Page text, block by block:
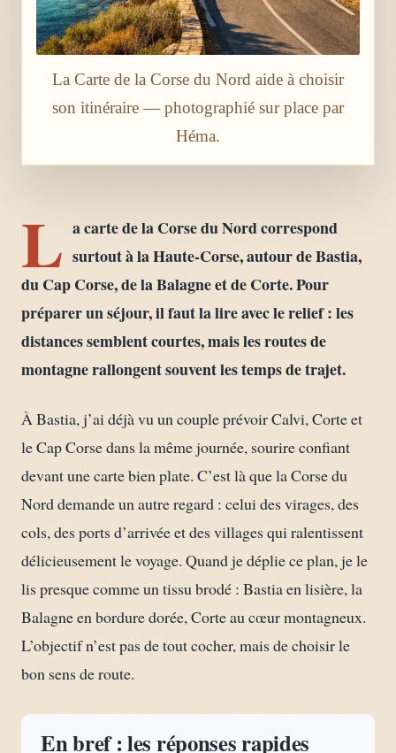
La Carte de la Corse du Nord aide à choisir
son itinéraire — photographié sur place par
Héma.
L a carte de la Corse du Nord correspond
surtout à la Haute-Corse, autour de Bastia,
du Cap Corse, de la Balagne et de Corte. Pour
préparer un séjour, il faut la lire avec le relief : les
distances semblent courtes, mais les routes de
montagne rallongent souvent les temps de trajet.
À Bastia, j’ai déjà vu un couple prévoir Calvi, Corte et
le Cap Corse dans la même journée, sourire confiant
devant une carte bien plate. C’est là que la Corse du
Nord demande un autre regard : celui des virages, des
cols, des ports d’arrivée et des villages qui ralentissent
délicieusement le voyage. Quand je déplie ce plan, je le
lis presque comme un tissu brodé : Bastia en lisière, la
Balagne en bordure dorée, Corte au cœur montagneux.
L’objectif n’est pas de tout cocher, mais de choisir le
bon sens de route.
En bref : les réponses rapides